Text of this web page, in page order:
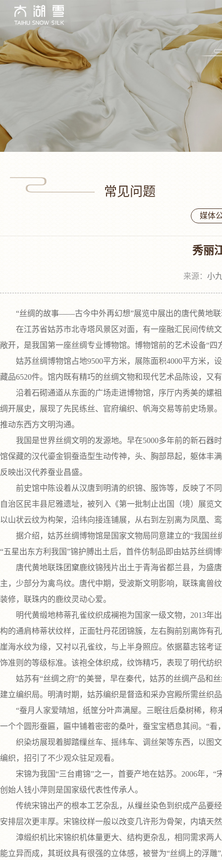
常见问题
媒体
秀丽
来源： 小
“丝绸的故事——古今中外再幻想”展览中展出的唐代黄地联
在江苏省姑苏市北寺塔风景区对面，有一座融汇民间传统文
敞开，是我国第一座丝绸专业博物馆。博物馆前的艺术设备“
姑苏丝绸博物馆占地9500平方米，展陈面积4000平方米，
藏品6520件。馆内既有精巧的丝绸文物和现代艺术品陈设，又
沿着石砌通道从东面的广场走进博物馆，序厅内秀美的嫘祖
绸开展史，展现了先民练丝、官府编织、帆海交易等前史场景
推动东西方文明沟通。
我国是世界丝绸文明的发源地。早在5000多年前的新石器
馆保藏的汉代鎏金铜蚕造型生动传神，头、胸部昂起，躯体丰
反映出汉代养蚕业昌盛。
前史馆中陈设着从汉唐到明清的织锦、服饰等，反映了不同
自治区民丰县尼雅遗址，被列入《第一批制止出国（境）展览
以山状云纹为构架，沿纬向接连铺展，从右到左别离为凤凰、
据介绍，姑苏丝绸博物馆是国家文物局同意建立的“我国丝
“五星出东方利我国”锦护膊出土后，首件仿制品即由姑苏丝绸
唐代黄地联珠团窠鹿纹锦残片出土于青海省都兰县，为盛唐
主，少部分为禽鸟纹。唐代中期，受波斯文明影响，联珠禽兽
装修，联珠内的鹿纹灵动心爱。
明代黄缎地柿蒂孔雀纹织成襕袍为国家一级文物，2013年
构的通肩柿蒂状纹样，正面牡丹花团锦簇，左右胸前别离饰有
崖海水纹为缘，又衬以孔雀纹，与上半身照应。依据墓志铭考
饰准则的等级标准。该袍全体织成，纹饰精巧，表现了明代纺
姑苏有“丝绸之府”的美誉，早在秦代，姑苏的丝绸产品和丝
建立编织局。明清时期，姑苏编织是督造和采办宫殿所需丝织
“蚕月人家爱晴旭，纸筐分叶声满屋。三眠往后桑树稀，称
一个个圆形蚕匾，匾中铺着密密的桑叶，蚕宝宝栖息其间。“
织染坊展现着脚踏缫丝车、摇纬车、调丝架等东西，以图文
编织，招引了不少观众驻足观看。
宋锦为我国“三台甫锦”之一，首要产地在姑苏。2006年，“
创始人钱小萍则是国家级代表性传承人。
传统宋锦出产的根本工艺杂乱，从缫丝染色到织成产品要经
安排层次更丰厚。宋锦纹样一般以改变几许形为骨架，内填天
漳缎织机比宋锦织机体量更大、结构更杂乱，相同需求两人
能立异而成，其斑纹具有很强的立体感，被誉为“丝绸上的浮